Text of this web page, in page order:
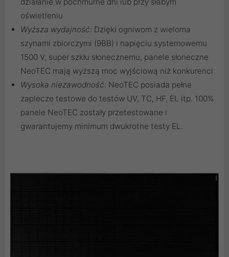
oświetleniu
Wyższa wydajność: Dzięki ogniwom z wieloma
szynami zbiorczymi (9BB) i napięciu systemowemu
1500 V, super szkłu słonecznemu, panele słoneczne
NeoTEC mają wyższą moc wyjściową niż konkurenci
Wysoka niezawodność: NeoTEC posiada pełne
zaplecze testowe do testów UV, TC, HF, EL itp. 100%
panele NeoTEC zostały przetestowane i
gwarantujemy minimum dwukrotne testy EL.